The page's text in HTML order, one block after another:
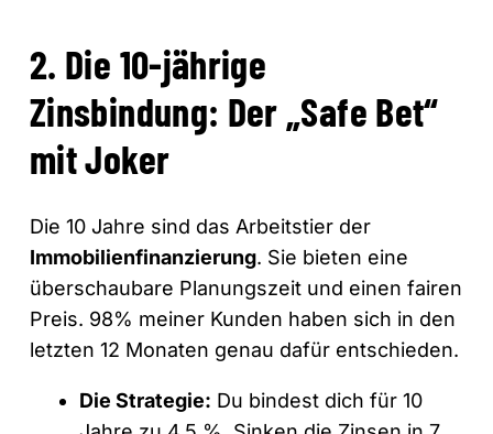
2. Die 10-jährige
Zinsbindung: Der „Safe Bet“
mit Joker
Die 10 Jahre sind das Arbeitstier der
Immobilienfinanzierung. Sie bieten eine
überschaubare Planungszeit und einen fairen
Preis. 98% meiner Kunden haben sich in den
letzten 12 Monaten genau dafür entschieden.
Die Strategie: Du bindest dich für 10